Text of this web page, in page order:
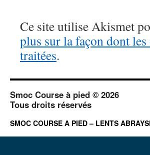
Ce site utilise Akismet
plus sur la façon dont
traitées.
Smoc Course à pied © 2026
Tous droits réservés
SMOC COURSE A PIED – LENTS